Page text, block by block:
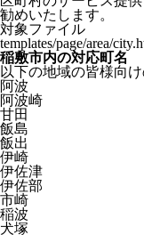
勧めいたします。
対象ファイル
templates/page/area/
稲敷市内の対応町名
以下の地域の皆様向
阿波
阿波崎
甘田
飯島
飯出
伊崎
伊佐津
伊佐部
市崎
稲波
犬塚